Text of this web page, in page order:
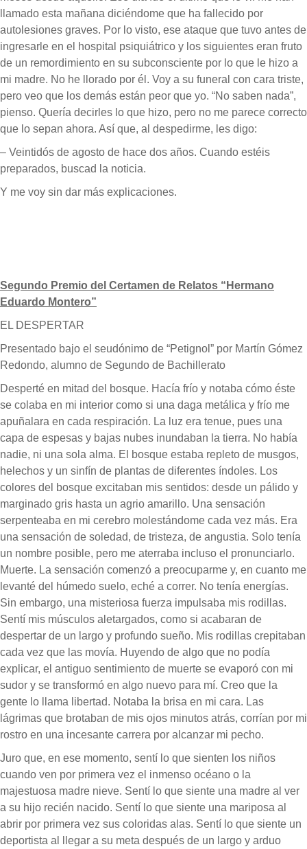
llamado esta mañana diciéndome que ha fallecido por
autolesiones graves. Por lo visto, ese ataque que tuvo antes de
ingresarle en el hospital psiquiátrico y los siguientes eran fruto
de un remordimiento en su subconsciente por lo que le hizo a
mi madre. No he llorado por él. Voy a su funeral con cara triste,
pero veo que los demás están peor que yo. “No saben nada”,
pienso. Quería decirles lo que hizo, pero no me parece correcto
que lo sepan ahora. Así que, al despedirme, les digo:
– Veintidós de agosto de hace dos años. Cuando estéis
preparados, buscad la noticia.
Y me voy sin dar más explicaciones.
Segundo Premio del Certamen de Relatos “Hermano
Eduardo Montero”
EL DESPERTAR
Presentado bajo el seudónimo de “Petignol” por Martín Gómez
Redondo, alumno de Segundo de Bachillerato
Desperté en mitad del bosque. Hacía frío y notaba cómo éste
se colaba en mi interior como si una daga metálica y frío me
apuñalara en cada respiración. La luz era tenue, pues una
capa de espesas y bajas nubes inundaban la tierra. No había
nadie, ni una sola alma. El bosque estaba repleto de musgos,
helechos y un sinfín de plantas de diferentes índoles. Los
colores del bosque excitaban mis sentidos: desde un pálido y
marginado gris hasta un agrio amarillo. Una sensación
serpenteaba en mi cerebro molestándome cada vez más. Era
una sensación de soledad, de tristeza, de angustia. Solo tenía
un nombre posible, pero me aterraba incluso el pronunciarlo.
Muerte. La sensación comenzó a preocuparme y, en cuanto me
levanté del húmedo suelo, eché a correr. No tenía energías.
Sin embargo, una misteriosa fuerza impulsaba mis rodillas.
Sentí mis músculos aletargados, como si acabaran de
despertar de un largo y profundo sueño. Mis rodillas crepitaban
cada vez que las movía. Huyendo de algo que no podía
explicar, el antiguo sentimiento de muerte se evaporó con mi
sudor y se transformó en algo nuevo para mí. Creo que la
gente lo llama libertad. Notaba la brisa en mi cara. Las
lágrimas que brotaban de mis ojos minutos atrás, corrían por mi
rostro en una incesante carrera por alcanzar mi pecho.
Juro que, en ese momento, sentí lo que sienten los niños
cuando ven por primera vez el inmenso océano o la
majestuosa madre nieve. Sentí lo que siente una madre al ver
a su hijo recién nacido. Sentí lo que siente una mariposa al
abrir por primera vez sus coloridas alas. Sentí lo que siente un
deportista al llegar a su meta después de un largo y arduo